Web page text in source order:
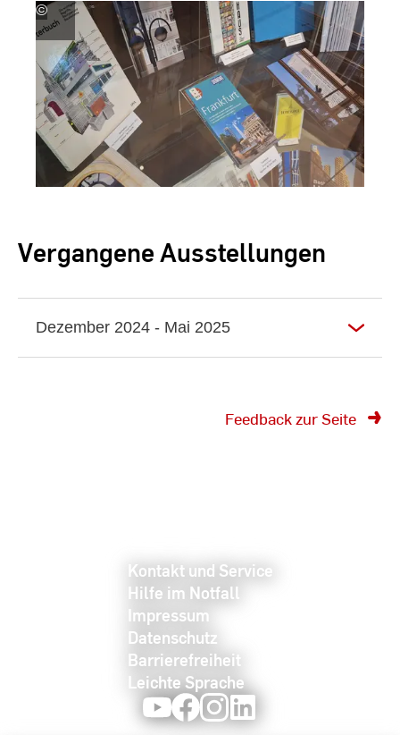
©
Hochschul-
und
Landesibliothek
RheinMain
Vergangene Ausstellungen
Dezember 2024 - Mai 2025
Feedback zur Seite
Kontakt und Service
Hilfe im Notfall
Impressum
Datenschutz
Barrierefreiheit
Leichte Sprache
YoutubeFacebookInstagram